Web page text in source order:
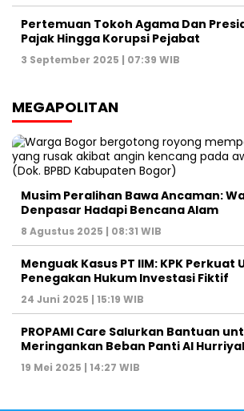
Pertemuan Tokoh Agama Dan
Pajak Hingga Korupsi Pejabat
3 September 2025 | 07:39 WIB
MEGAPOLITAN
Musim Peralihan Bawa Ancaman:
Denpasar Hadapi Bencana Alam
8 Agustus 2025 | 08:31 WIB
Menguak Kasus PT IIM: KPK Perkuat
Penegakan Hukum Investasi Fiktif
24 Juni 2025 | 15:19 WIB
PROPAMI Care Salurkan Bantuan
Meringankan Beban Panti Al
19 Mei 2025 | 14:27 WIB